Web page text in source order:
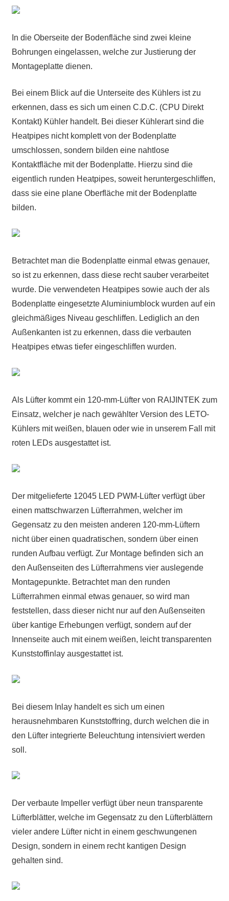
In die Oberseite der Bodenfläche sind zwei kleine
Bohrungen eingelassen, welche zur Justierung der
Montageplatte dienen.
Bei einem Blick auf die Unterseite des Kühlers ist zu
erkennen, dass es sich um einen C.D.C. (CPU Direkt
Kontakt) Kühler handelt. Bei dieser Kühlerart sind die
Heatpipes nicht komplett von der Bodenplatte
umschlossen, sondern bilden eine nahtlose
Kontaktfläche mit der Bodenplatte. Hierzu sind die
eigentlich runden Heatpipes, soweit heruntergeschliffen,
dass sie eine plane Oberfläche mit der Bodenplatte
bilden.
Betrachtet man die Bodenplatte einmal etwas genauer,
so ist zu erkennen, dass diese recht sauber verarbeitet
wurde. Die verwendeten Heatpipes sowie auch der als
Bodenplatte eingesetzte Aluminiumblock wurden auf ein
gleichmäßiges Niveau geschliffen. Lediglich an den
Außenkanten ist zu erkennen, dass die verbauten
Heatpipes etwas tiefer eingeschliffen wurden.
Als Lüfter kommt ein 120-mm-Lüfter von RAIJINTEK zum
Einsatz, welcher je nach gewählter Version des LETO-
Kühlers mit weißen, blauen oder wie in unserem Fall mit
roten LEDs ausgestattet ist.
Der mitgelieferte 12045 LED PWM-Lüfter verfügt über
einen mattschwarzen Lüfterrahmen, welcher im
Gegensatz zu den meisten anderen 120-mm-Lüftern
nicht über einen quadratischen, sondern über einen
runden Aufbau verfügt. Zur Montage befinden sich an
den Außenseiten des Lüfterrahmens vier auslegende
Montagepunkte. Betrachtet man den runden
Lüfterrahmen einmal etwas genauer, so wird man
feststellen, dass dieser nicht nur auf den Außenseiten
über kantige Erhebungen verfügt, sondern auf der
Innenseite auch mit einem weißen, leicht transparenten
Kunststoffinlay ausgestattet ist.
Bei diesem Inlay handelt es sich um einen
herausnehmbaren Kunststoffring, durch welchen die in
den Lüfter integrierte Beleuchtung intensiviert werden
soll.
Der verbaute Impeller verfügt über neun transparente
Lüfterblätter, welche im Gegensatz zu den Lüfterblättern
vieler andere Lüfter nicht in einem geschwungenen
Design, sondern in einem recht kantigen Design
gehalten sind.